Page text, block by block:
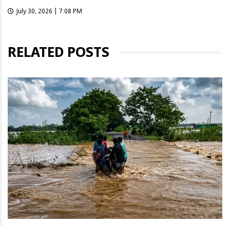
July 30, 2026 | 7:08 PM
RELATED POSTS